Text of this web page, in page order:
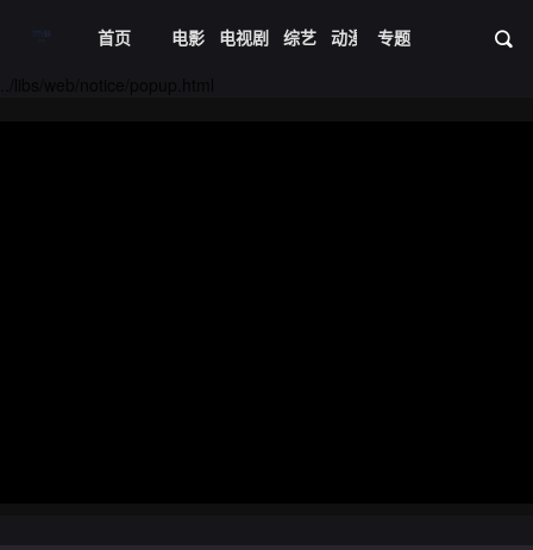
首页 电影 电视剧 综艺 动漫 短剧大全 资
专题